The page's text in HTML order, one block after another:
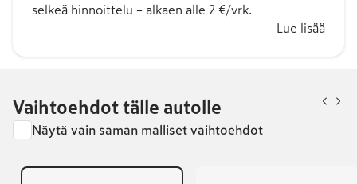
selkeä hinnoittelu – alkaen alle 2 €/vrk.
Lue lisää
Vaihtoehdot tälle autolle
Näytä vain saman malliset vaihtoehdot